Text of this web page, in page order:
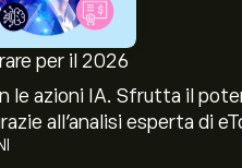
per il 2026
le azioni IA. Sfrutta il
all’analisi esperta di
Vanguard FTSE Europe
tempo "1D" o "1W" sul
di Vanguard FTSE
tra 14.30‎$‎ nel corso